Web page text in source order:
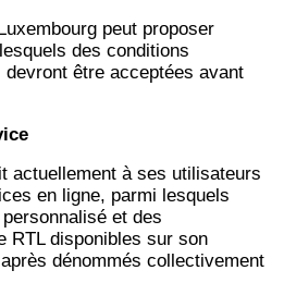
peut proposer
des conditions
être acceptées avant
actuellement à ses utilisateurs
en ligne, parmi lesquels
et des
RTL disponibles sur son
dénommés collectivement